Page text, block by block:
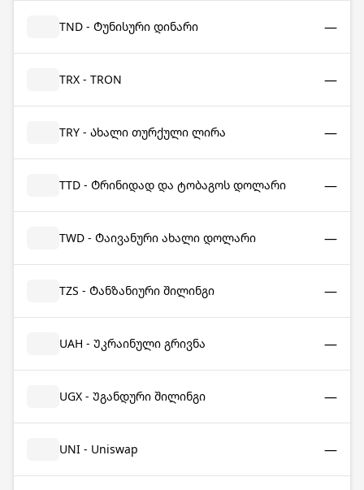
TND - Ტუნისური დინარი —
TRX - TRON —
TRY - Ახალი თურქული ლირა —
TTD - Ტრინიდად და ტობაგოს დოლარი —
TWD - Ტაივანური ახალი დოლარი —
TZS - Ტანზანიური შილინგი —
UAH - Უკრაინული გრივნა —
UGX - Უგანდური შილინგი —
UNI - Uniswap —